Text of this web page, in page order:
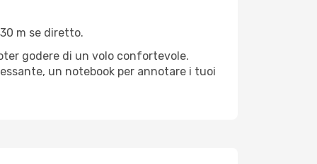
m se diretto.
godere di un volo confortevole.
un notebook per annotare i tuoi